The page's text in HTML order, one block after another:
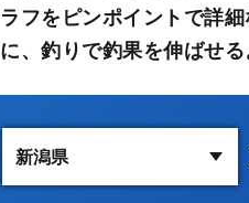
ラフをピンポイントで詳
に、釣りで釣果を伸ばせ